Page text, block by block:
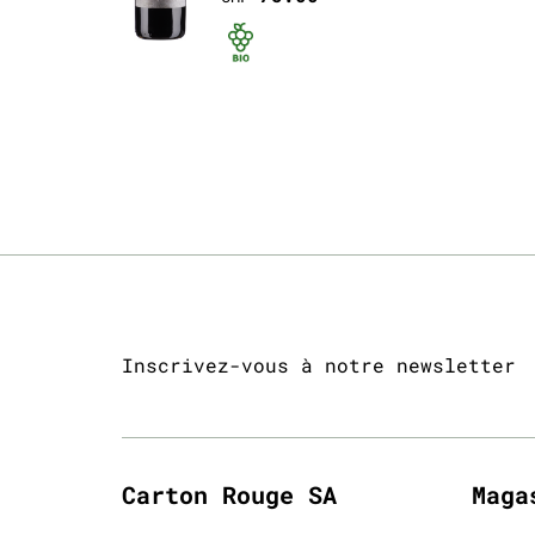
Bio certifié
Inscrivez-vous à notre newsletter
Carton Rouge SA